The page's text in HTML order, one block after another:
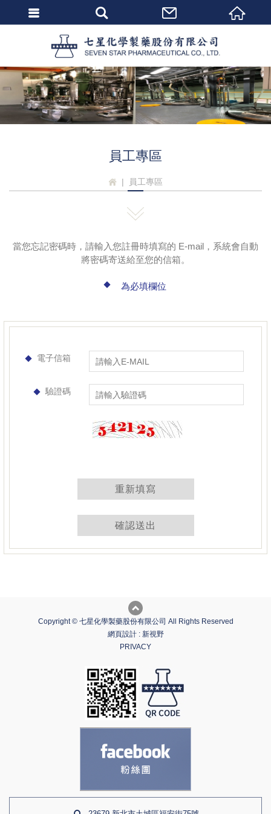
員工專區
員工專區
當您忘記密碼時，請輸入您註冊時填寫的 E-mail，系統會自動
將密碼寄送給至您的信箱。
為必填欄位
電子信箱
驗證碼
重新填寫
重新填寫
確認送出
確認送出
Copyright © 七星化學製藥股份有限公司 All Rights Reserved
網頁設計 : 新視野
PRIVACY
會員登入
密碼修改
個人資料修改